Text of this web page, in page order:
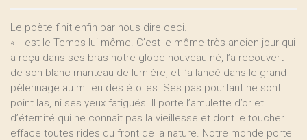
Le poète finit enfin par nous dire ceci.
« Il est le Temps lui-même. C’est le même très ancien jour qui
a reçu dans ses bras notre globe nouveau-né, l’a recouvert
de son blanc manteau de lumière, et l’a lancé dans le grand
pèlerinage au milieu des étoiles. Ses pas pourtant ne sont
point las, ni ses yeux fatigués. Il porte l’amulette d’or et
d’éternité qui ne connaît pas la vieillesse et dont le toucher
efface toutes rides du front de la nature. Notre monde porte